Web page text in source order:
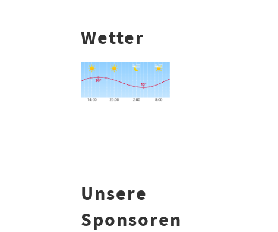
Wetter
Unsere
Sponsoren